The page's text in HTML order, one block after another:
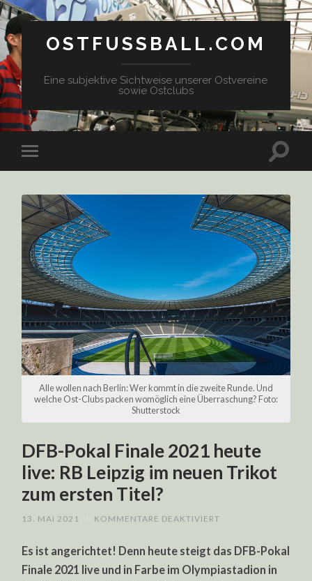
OSTFUSSBALL.COM
Eine subjektive Sichtweise unserer Ostvereine
sowie Ostclubs
Alle wollen nach Berlin: Wer kommt in die zweite Runde. Und
welche Ost-Clubs packen womöglich eine Überraschung? Foto:
Shutterstock
DFB-Pokal Finale 2021 heute
live: RB Leipzig im neuen Trikot
zum ersten Titel?
13. MAI 2021 KOMMENTARE DEAKTIVIERT
FINALE
HEUTE
Es ist angerichtet! Denn heute steigt das DFB-Pokal
Finale 2021 live und in Farbe im Olympiastadion in